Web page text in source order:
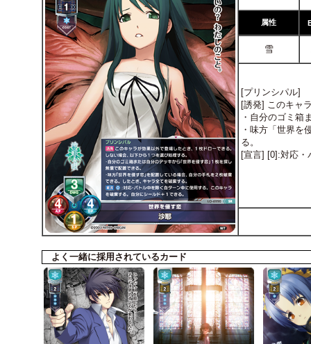
属性
雪
[プリンシパル]
[誘発] このキャ
・自分のゴミ箱
・味方「世界を
る。
[宣言] [0]:対応・
よく一緒に採用されているカード